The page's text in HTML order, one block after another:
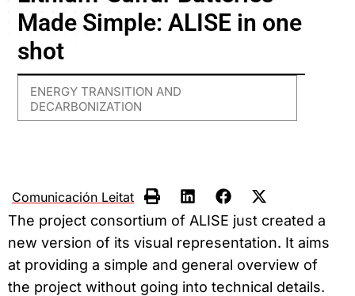
Made Simple: ALISE in one
shot
ENERGY TRANSITION AND
DECARBONIZATION
Comunicación Leitat
The project consortium of ALISE just created a
new version of its visual representation. It aims
at providing a simple and general overview of
the project without going into technical details.